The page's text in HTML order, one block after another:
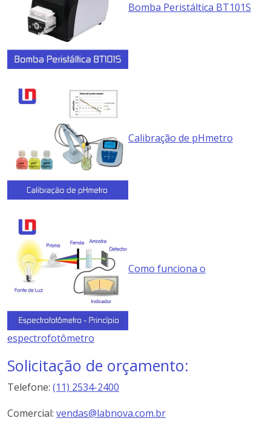
Bomba Peristáltica BT101S
Calibração de pHmetro
Como funciona o
espectrofotômetro
Solicitação de orçamento:
Telefone: (11) 2534-2400
Comercial: vendas@labnova.com.br